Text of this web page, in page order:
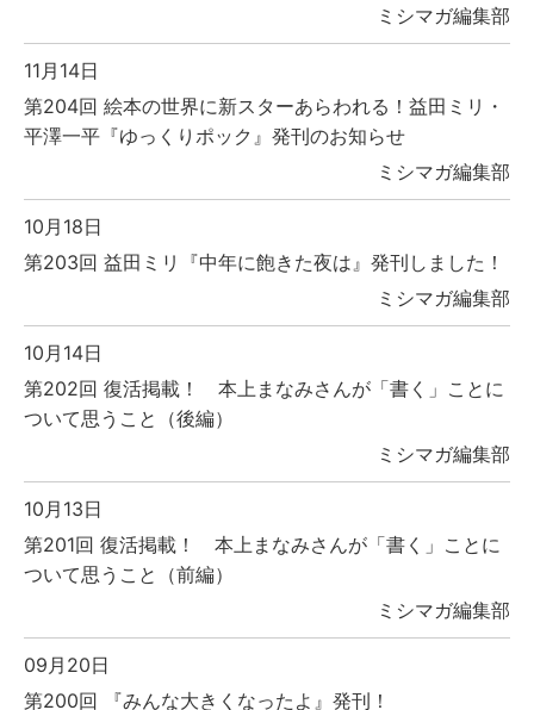
ミシマガ編集部
11月14日
第204回 絵本の世界に新スターあらわれる！益田ミリ・
平澤一平『ゆっくりポック』発刊のお知らせ
ミシマガ編集部
10月18日
第203回 益田ミリ『中年に飽きた夜は』発刊しました！
ミシマガ編集部
10月14日
第202回 復活掲載！ 本上まなみさんが「書く」ことに
ついて思うこと（後編）
ミシマガ編集部
10月13日
第201回 復活掲載！ 本上まなみさんが「書く」ことに
ついて思うこと（前編）
ミシマガ編集部
09月20日
第200回 『みんな大きくなったよ』発刊！